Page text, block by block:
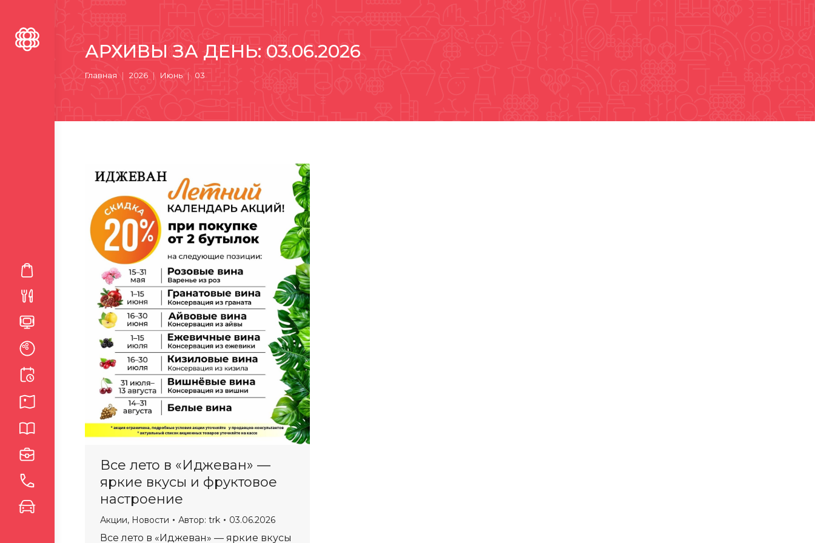
АРХИВЫ ЗА ДЕНЬ: 03.06.2026
Главная 2026 Июнь 03
Все лето в «Иджеван» —
яркие вкусы и фруктовое
настроение
Акции, Новости Автор: trk 03.06.2026
Все лето в «Иджеван» — яркие вкусы